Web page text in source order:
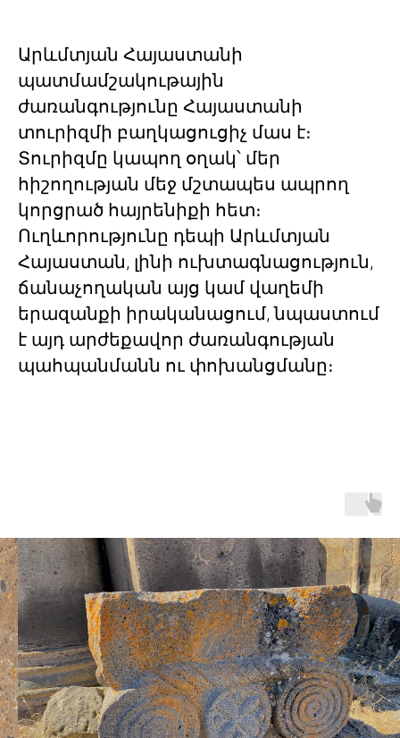
Արևմտյան Հայաստանի
պատմամշակութային
ժառանգությունը Հայաստանի
տուրիզմի բաղկացուցիչ մաս է։
Տուրիզմը կապող օղակ՝ մեր
հիշողության մեջ մշտապես ապրող
կորցրած հայրենիքի հետ։
Ուղևորությունը դեպի Արևմտյան
Հայաստան, լինի ուխտագնացություն,
ճանաչողական այց կամ վաղեմի
երազանքի իրականացում, նպաստում
է այդ արժեքավոր ժառանգության
պահպանմանն ու փոխանցմանը։